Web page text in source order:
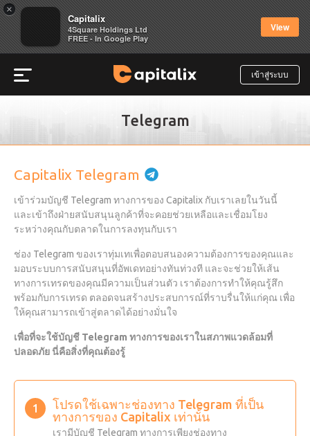
×
Capitalix
4Square Holdings Ltd
FREE - In Google Play
View
เข้าสู่ระบบ
Telegram
Capitalix Telegram
เข้าร่วมบัญชี Telegram ทางการของ Capitalix กับเราเลยในวันนี้
และเข้าถึงฝ่ายสนับสนุนลูกค้าที่จะคอยช่วยเหลือและเชื่อมโยง
ระหว่างคุณกับตลาดในการลงทุนกับเรา
ช่อง Telegram ของเราทุ่มเทเพื่อตอบสนองความต้องการของคุณและ
มอบระบบการสนับสนุนที่อัพเดทอย่างทันท่วงที และจะช่วยให้เส้น
ทางการเทรดของคุณมีความเป็นส่วนตัว เราต้องการทำให้คุณรู้สึก
พร้อมกับการเทรด ตลอดจนสร้างประสบการณ์ที่ราบรื่นให้แก่คุณ เพื่อ
ให้คุณสามารถเข้าสู่ตลาดได้อย่างมั่นใจ
เพื่อที่จะใช้บัญชี Telegram ทางการของเราในสภาพแวดล้อมที่
ปลอดภัย นี่คือสิ่งที่คุณต้องรู้
โปรดใช้เฉพาะช่องทาง Telegram ที่เป็น
ทางการของ Capitalix เท่านั้น
เรามีบัญชี Telegram ทางการเพียงช่องทาง